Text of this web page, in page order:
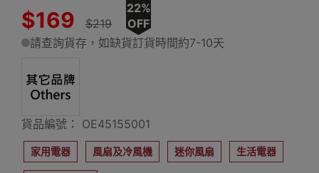
$169 $219
22%
OFF
請查詢貨存，如缺貨訂貨時間約7-10天
貨品編號： OE45155001
家用電器 風扇及冷風機 迷你風扇 生活電器